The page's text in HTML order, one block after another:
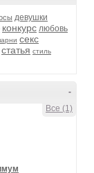
девушки
конкурс любовь
секс
статья стиль
-
Все (1)